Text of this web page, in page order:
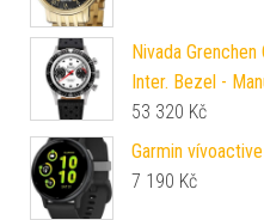
Nivada
Inter. Bezel -
53 320 Kč
Garmin
7 190 Kč